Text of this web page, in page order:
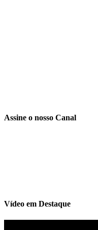
Assine o nosso Canal
Vídeo em Destaque